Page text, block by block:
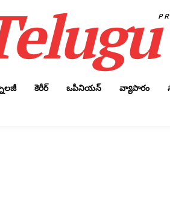
కెరీర్‌ ఒపీనియన్‌ వ్యాపారం